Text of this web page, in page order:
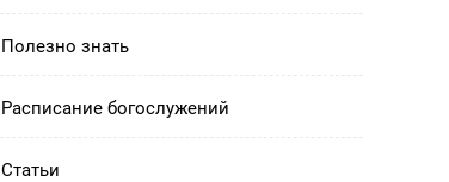
Полезно знать
Расписание богослужений
Статьи